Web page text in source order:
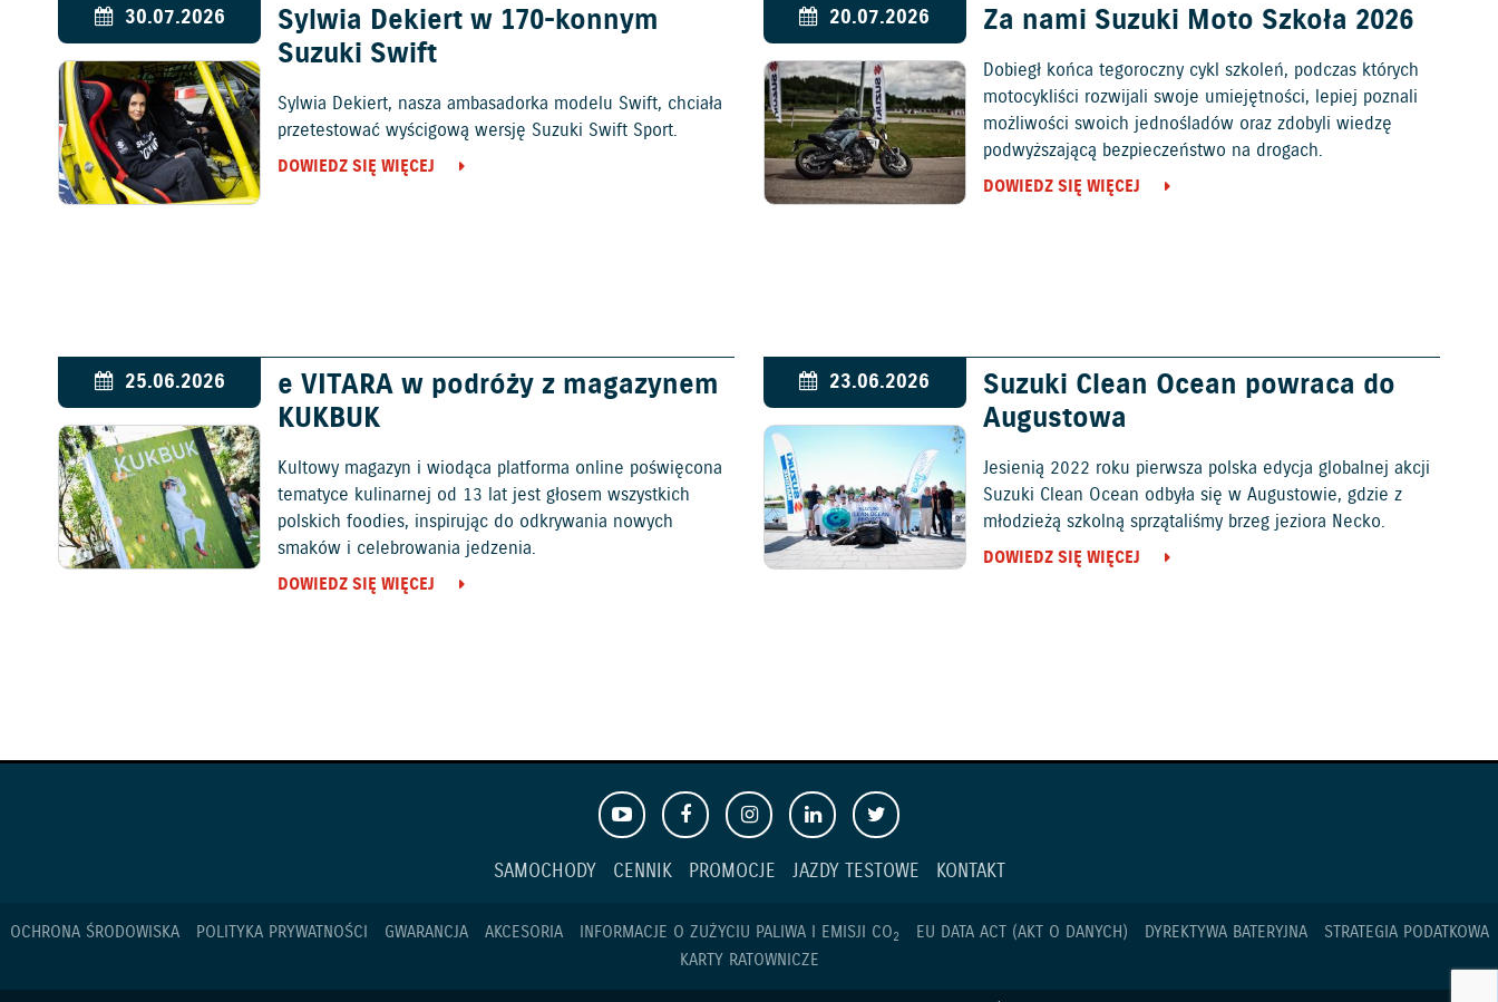
30.07.2026
Sylwia Dekiert w 170-konnym
Suzuki Swift
Sylwia Dekiert, nasza ambasadorka modelu Swift, chciała
przetestować wyścigową wersję Suzuki Swift Sport.
DOWIEDZ SIĘ WIĘCEJ
20.07.2026 Za nami Suzuki Moto Szkoła 2026
Dobiegł końca tegoroczny cykl szkoleń, podczas których
motocykliści rozwijali swoje umiejętności, lepiej poznali
możliwości swoich jednośladów oraz zdobyli wiedzę
podwyższającą bezpieczeństwo na drogach.
DOWIEDZ SIĘ WIĘCEJ
25.06.2026
e VITARA w podróży z magazynem
KUKBUK
Kultowy magazyn i wiodąca platforma online poświęcona
tematyce kulinarnej od 13 lat jest głosem wszystkich
polskich foodies, inspirując do odkrywania nowych
smaków i celebrowania jedzenia.
DOWIEDZ SIĘ WIĘCEJ
23.06.2026
Suzuki Clean Ocean powraca do
Augustowa
Jesienią 2022 roku pierwsza polska edycja globalnej akcji
Suzuki Clean Ocean odbyła się w Augustowie, gdzie z
młodzieżą szkolną sprzątaliśmy brzeg jeziora Necko.
DOWIEDZ SIĘ WIĘCEJ
SAMOCHODY CENNIK PROMOCJE JAZDY TESTOWE KONTAKT
OCHRONA ŚRODOWISKA POLITYKA PRYWATNOŚCI GWARANCJA AKCESORIA INFORMACJE O ZUŻYCIU PALIWA I EMISJI CO2 EU DATA ACT (AKT O DANYCH) DYREKTYWA BATERYJNA
STRATEGIA PODATKOWA
KARTY RATOWNICZE